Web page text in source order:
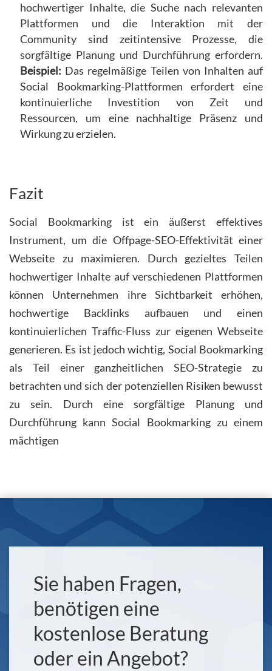
hochwertiger Inhalte, die Suche nach relevanten
Plattformen und die Interaktion mit der
Community sind zeitintensive Prozesse, die
sorgfältige Planung und Durchführung erfordern.
Beispiel: Das regelmäßige Teilen von Inhalten auf
Social Bookmarking-Plattformen erfordert eine
kontinuierliche Investition von Zeit und
Ressourcen, um eine nachhaltige Präsenz und
Wirkung zu erzielen.
Fazit
Social Bookmarking ist ein äußerst effektives
Instrument, um die Offpage-SEO-Effektivität einer
Webseite zu maximieren. Durch gezieltes Teilen
hochwertiger Inhalte auf verschiedenen Plattformen
können Unternehmen ihre Sichtbarkeit erhöhen,
hochwertige Backlinks aufbauen und einen
kontinuierlichen Traffic-Fluss zur eigenen Webseite
generieren. Es ist jedoch wichtig, Social Bookmarking
als Teil einer ganzheitlichen SEO-Strategie zu
betrachten und sich der potenziellen Risiken bewusst
zu sein. Durch eine sorgfältige Planung und
Durchführung kann Social Bookmarking zu einem
mächtigen
Sie haben Fragen,
benötigen eine
kostenlose Beratung
oder ein Angebot?